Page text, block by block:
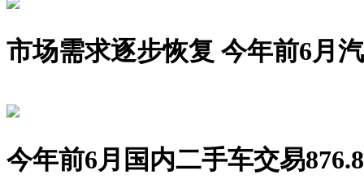
市场需求逐步恢复 今年前6月
今年前6月国内二手车交易